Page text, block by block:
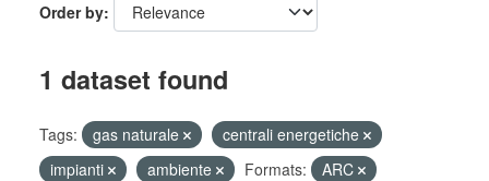
Order by
1 dataset found
Tags: gas naturale
centrali energetiche
impianti
ambiente Formats:
ARC